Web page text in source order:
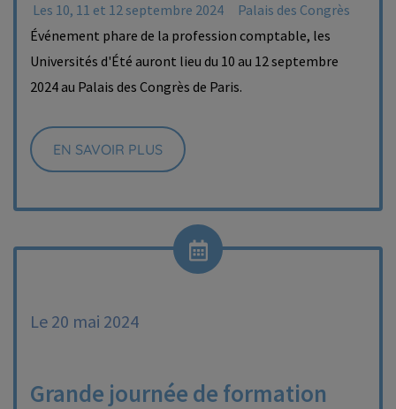
Les 10, 11 et 12 septembre 2024
Palais des Congrès
Événement phare de la profession comptable, les
Universités d'Été auront lieu du 10 au 12 septembre
2024 au Palais des Congrès de Paris.
EN SAVOIR PLUS
Le 20 mai 2024
Grande journée de formation